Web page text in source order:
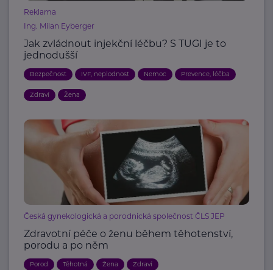
Reklama
Ing. Milan Eyberger
Jak zvládnout injekční léčbu? S TUGI je to
jednodušší
Bezpečnost IVF, neplodnost Nemoc Prevence, léčba
Zdraví Žena
Česká gynekologická a porodnická společnost ČLS JEP
Zdravotní péče o ženu během těhotenství,
porodu a po něm
Porod Těhotná Žena Zdraví